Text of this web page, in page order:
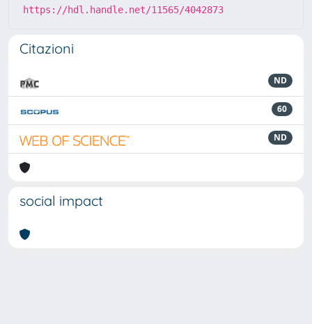
https://hdl.handle.net/11565/4042873
Citazioni
ND
60
ND
social impact